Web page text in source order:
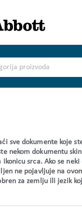
sve dokumente koje
nekom dokumentu
srca. Ako se
ne pojavljuje na
za zemlju ili jezik